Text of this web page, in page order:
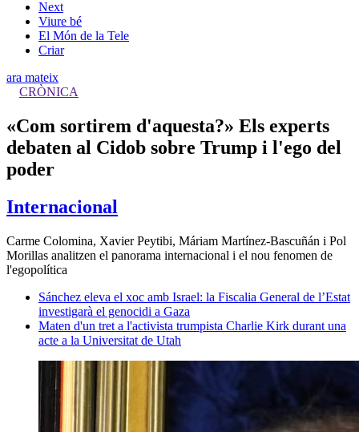
Next
Viure bé
El Món de la Tele
Criar
ara mateix
CRÒNICA
«Com sortirem d'aquesta?» Els experts
debaten al Cidob sobre Trump i l'ego del
poder
Internacional
Carme Colomina, Xavier Peytibi, Máriam Martínez-Bascuñán i Pol
Morillas analitzen el panorama internacional i el nou fenomen de
l'egopolítica
Sánchez eleva el xoc amb Israel: la Fiscalia General de l’Estat
investigarà el genocidi a Gaza
Maten d'un tret a l'activista trumpista Charlie Kirk durant una
acte a la Universitat de Utah